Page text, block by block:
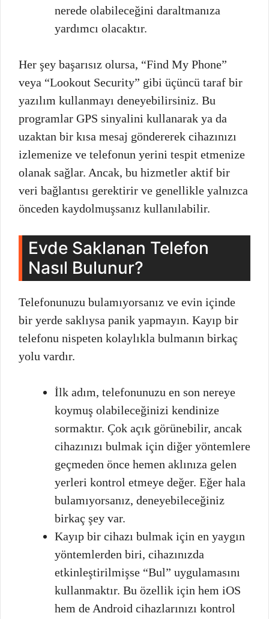
nerede olabileceğini daraltmanıza
yardımcı olacaktır.
Her şey başarısız olursa, “Find My Phone”
veya “Lookout Security” gibi üçüncü taraf bir
yazılım kullanmayı deneyebilirsiniz. Bu
programlar GPS sinyalini kullanarak ya da
uzaktan bir kısa mesaj göndererek cihazınızı
izlemenize ve telefonun yerini tespit etmenize
olanak sağlar. Ancak, bu hizmetler aktif bir
veri bağlantısı gerektirir ve genellikle yalnızca
önceden kaydolmuşsanız kullanılabilir.
Evde Saklanan Telefon
Nasıl Bulunur?
Telefonunuzu bulamıyorsanız ve evin içinde
bir yerde saklıysa panik yapmayın. Kayıp bir
telefonu nispeten kolaylıkla bulmanın birkaç
yolu vardır.
İlk adım, telefonunuzu en son nereye
koymuş olabileceğinizi kendinize
sormaktır. Çok açık görünebilir, ancak
cihazınızı bulmak için diğer yöntemlere
geçmeden önce hemen aklınıza gelen
yerleri kontrol etmeye değer. Eğer hala
bulamıyorsanız, deneyebileceğiniz
birkaç şey var.
Kayıp bir cihazı bulmak için en yaygın
yöntemlerden biri, cihazınızda
etkinleştirilmişse “Bul” uygulamasını
kullanmaktır. Bu özellik için hem iOS
hem de Android cihazlarınızı kontrol